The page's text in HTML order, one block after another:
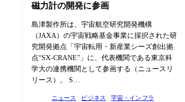
磁力計の開発に参画
島津製作所は、宇宙航空研究開発機構
（JAXA）の宇宙戦略基金事業に採択された研
究開発拠点「宇宙転用・新産業シーズ創出拠
点“SX-CRANE”」に、代表機関である東京科
学大の連携機関として参画する（ニュースリ
リース）。 S…
ニュース ビジネス
宇宙・インフラ